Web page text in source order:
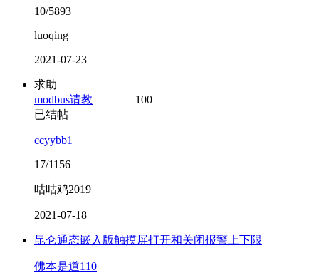
10/5893
luoqing
2021-07-23
求助
modbus请教
100
已结帖
ccyybb1
17/1156
咕咕鸡2019
2021-07-18
昆仑通态嵌入版触摸屏打开和关闭报警上下限
佛本是道110